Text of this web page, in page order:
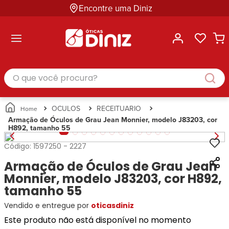
Encontre uma Diniz
Masculino
Feminino
Infantil
Unissex
Busque
Por
Marcas
Ana
Hickmann
Bulget
Miu-
Miu
Guess
Lacoste
Categorias
Masculino
Feminino
Infantil
Unissex
Busque
Por
Marcas
Ban
Prada
Ana
Hickmann
Tecnol
Correntes
para
Óculos
Estojos
para
Óculos
Soluções
Cuidados
Busque
Ray-
Ban
Prada
Exchange
Hilfiger
Ana
Hickmann
Guess
Speedo
Categoria
Armações
de Óculos
Óculos
de Sol
Corrente
para
Óculos
Estojo
para
Óculos
Gênero
Masculino
Feminino
O que você procura?
OCULOS
RECEITUARIO
Armação de Óculos de Grau Jean Monnier, modelo J83203, cor
H892, tamanho 55
Código: 1597250 - 2227
Armação de Óculos de Grau Jean
Monnier, modelo J83203, cor H892,
tamanho 55
Vendido e entregue por oticasdiniz
Este produto não está disponível no momento